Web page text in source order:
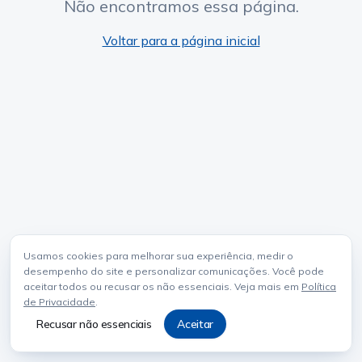
Usamos cookies para melhorar sua experiência, medir o
desempenho do site e personalizar comunicações. Você pode
aceitar todos ou recusar os não essenciais. Veja mais em Política
de Privacidade.
Recusar não essenciais Aceitar
Não encontramos essa página.
Voltar para a página inicial